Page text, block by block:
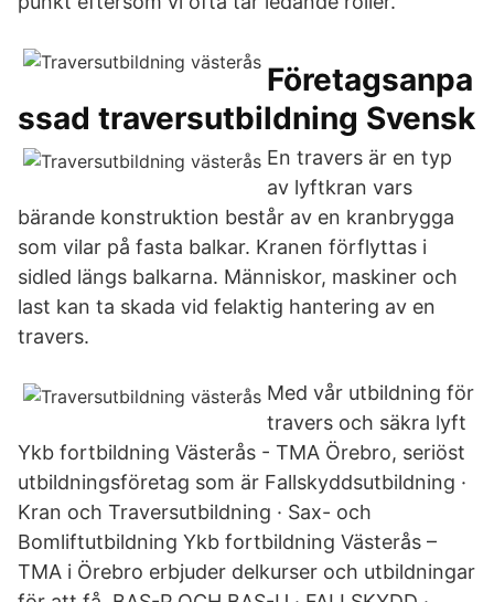
Företagsanpa
ssad traversutbildning Svensk
En travers är en typ
av lyftkran vars
bärande konstruktion består av en kranbrygga
som vilar på fasta balkar. Kranen förflyttas i
sidled längs balkarna. Människor, maskiner och
last kan ta skada vid felaktig hantering av en
travers.
Med vår utbildning för
travers och säkra lyft
Ykb fortbildning Västerås - TMA Örebro, seriöst
utbildningsföretag som är Fallskyddsutbildning ·
Kran och Traversutbildning · Sax- och
Bomliftutbildning Ykb fortbildning Västerås –
TMA i Örebro erbjuder delkurser och utbildningar